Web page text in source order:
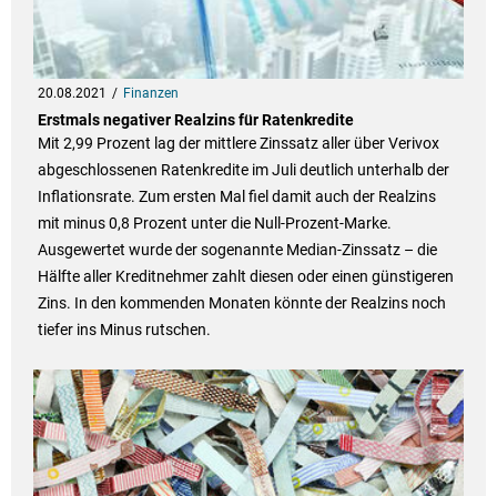
20.08.2021 Finanzen
Erstmals negativer Realzins für Ratenkredite
Mit 2,99 Prozent lag der mittlere Zinssatz aller über Verivox
abgeschlossenen Ratenkredite im Juli deutlich unterhalb der
Inflationsrate. Zum ersten Mal fiel damit auch der Realzins
mit minus 0,8 Prozent unter die Null-Prozent-Marke.
Ausgewertet wurde der sogenannte Median-Zinssatz – die
Hälfte aller Kreditnehmer zahlt diesen oder einen günstigeren
Zins. In den kommenden Monaten könnte der Realzins noch
tiefer ins Minus rutschen.